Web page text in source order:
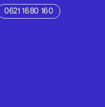
0621 1680 160